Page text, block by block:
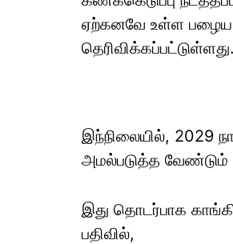
ஏற்கனவே உள்ள பழைய
தெரிவிக்கப்பட்டுள்ளது.
இந்நிலையில், 2029
அமல்படுத்த வேண்டும்
இது தொடர்பாக
பதிவில்,